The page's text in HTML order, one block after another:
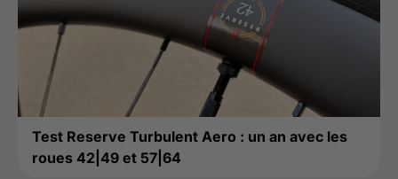
Test Reserve Turbulent Aero : un an avec les
roues 42|49 et 57|64